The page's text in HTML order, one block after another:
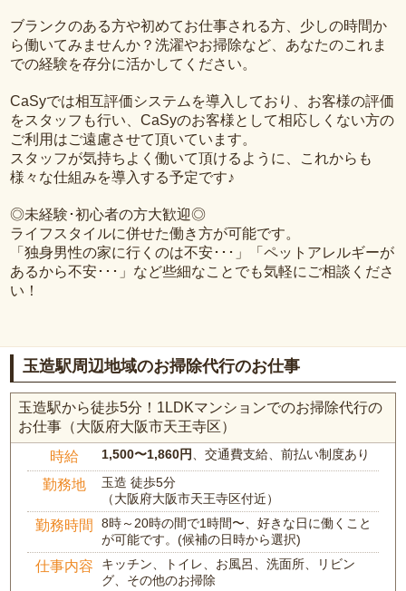
ブランクのある方や初めてお仕事される方、少しの時間か
ら働いてみませんか？洗濯やお掃除など、あなたのこれま
での経験を存分に活かしてください。
CaSyでは相互評価システムを導入しており、お客様の評価
をスタッフも行い、CaSyのお客様として相応しくない方の
ご利用はご遠慮させて頂いています。
スタッフが気持ちよく働いて頂けるように、これからも
様々な仕組みを導入する予定です♪
◎未経験･初心者の方大歓迎◎
ライフスタイルに併せた働き方が可能です。
「独身男性の家に行くのは不安･･･」「ペットアレルギーが
あるから不安･･･」など些細なことでも気軽にご相談くださ
い！
玉造駅周辺地域のお掃除代行のお仕事
玉造駅から徒歩5分！1LDKマンションでのお掃除代行の
お仕事（大阪府大阪市天王寺区）
時給 1,500〜1,860円、交通費支給、前払い制度あり
勤務地
玉造 徒歩5分
（大阪府大阪市天王寺区付近）
勤務時間
8時～20時の間で1時間〜、好きな日に働くこと
が可能です。(候補の日時から選択)
仕事内容
キッチン、トイレ、お風呂、洗面所、リビン
グ、その他のお掃除